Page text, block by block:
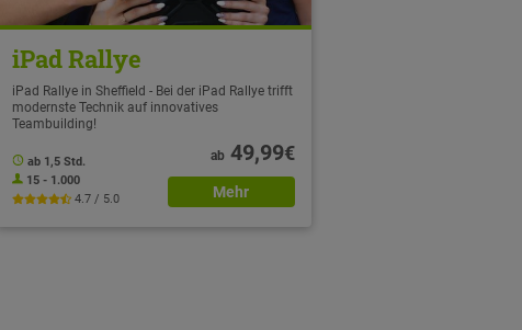
iPad Rallye
iPad Rallye in Sheffield - Bei der iPad Rallye trifft
modernste Technik auf innovatives
Teambuilding!
ab 1,5 Std.
15 - 1.000
4.7 / 5.0
ab49,99€
Mehr